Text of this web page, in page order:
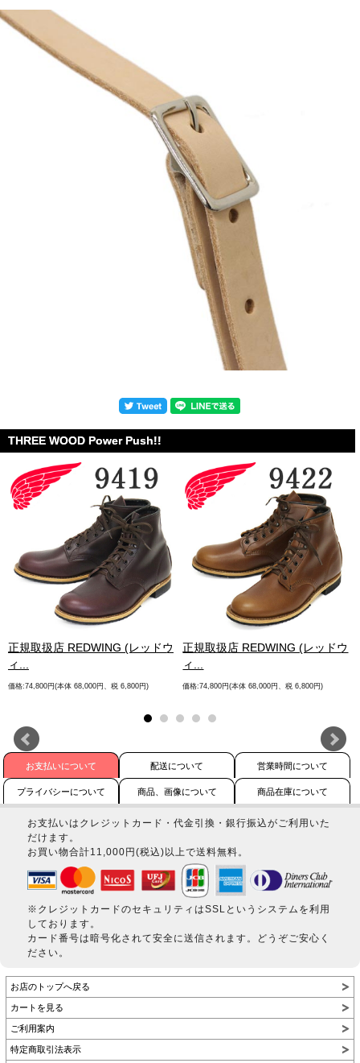
THREE WOOD Power Push!!
正規取扱店 REDWING (レッドウ
ィ...
価格:74,800円(本体 68,000円、税 6,800円)
正規取扱店 REDWING (レッドウ
ィ...
価格:74,800円(本体 68,000円、税 6,800円)
お支払いについて 配送について 営業時間について
プライバシーについて 商品、画像について 商品在庫について
お支払いはクレジットカード・代金引換・銀行振込がご利用いた
だけます。
お買い物合計11,000円(税込)以上で送料無料。
※クレジットカードのセキュリティはSSLというシステムを利用
しております。
カード番号は暗号化されて安全に送信されます。どうぞご安心く
ださい。
お店のトップへ戻る
カートを見る
ご利用案内
特定商取引法表示